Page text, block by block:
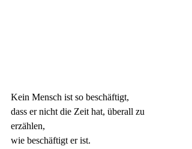
Kein Mensch ist so beschäftigt,
dass er nicht die Zeit hat, überall zu
erzählen,
wie beschäftigt er ist.